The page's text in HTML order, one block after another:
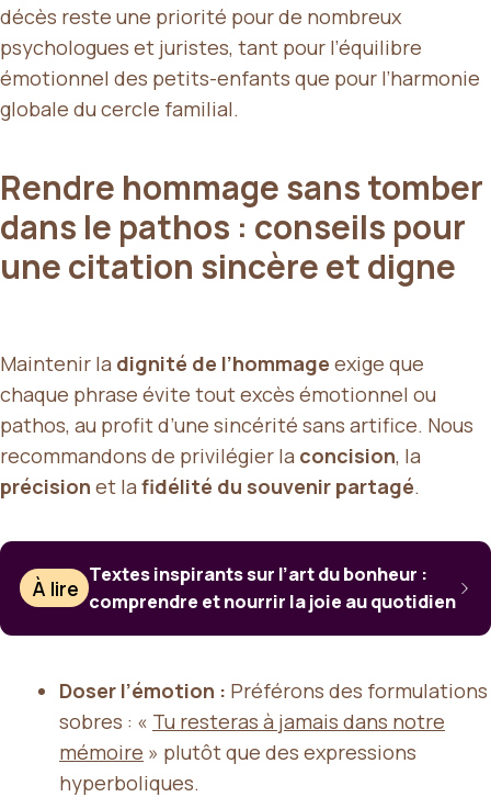
décès reste une priorité pour de nombreux
psychologues et juristes, tant pour l’équilibre
émotionnel des petits-enfants que pour l’harmonie
globale du cercle familial.
Rendre hommage sans tomber
dans le pathos : conseils pour
une citation sincère et digne
Maintenir la dignité de l’hommage exige que
chaque phrase évite tout excès émotionnel ou
pathos, au profit d’une sincérité sans artifice. Nous
recommandons de privilégier la concision, la
précision et la fidélité du souvenir partagé.
À lire
Textes inspirants sur l’art du bonheur :
comprendre et nourrir la joie au quotidien
Doser l’émotion : Préférons des formulations
sobres : « Tu resteras à jamais dans notre
mémoire » plutôt que des expressions
hyperboliques.